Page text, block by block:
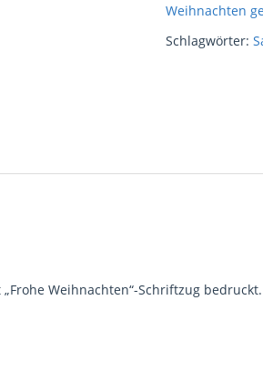
Weihnachten
Schlagwörter:
Weihnachten“-Schriftzug bedruckt.